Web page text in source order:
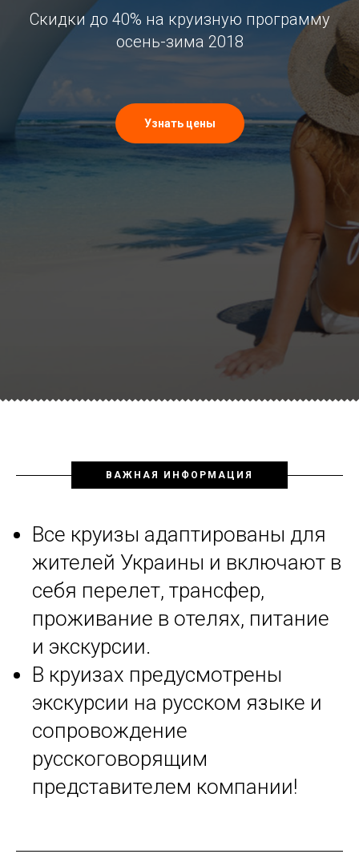
Скидки до 40% на круизную программу
осень-зима 2018
Узнать цены
ВАЖНАЯ ИНФОРМАЦИЯ
Все круизы адаптированы для
жителей Украины и включают в
себя перелет, трансфер,
проживание в отелях, питание
и экскурсии.
В круизах предусмотрены
экскурсии на русском языке и
сопровождение
русскоговорящим
представителем компании!